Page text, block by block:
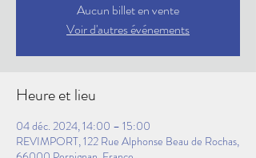
Aucun billet en vente
Voir d'autres événements
Heure et lieu
04 déc. 2024, 14:00 – 15:00
REVIMPORT, 122 Rue Alphonse Beau de Rochas,